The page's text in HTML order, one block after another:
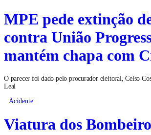
MPE pede extinção
contra União
mantém chapa com
O parecer foi dado pelo procurador eleitoral, Celso
Leal
Acidente
Viatura dos